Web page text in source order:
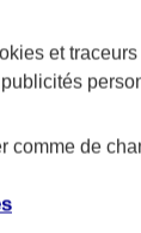
et traceurs
comme de